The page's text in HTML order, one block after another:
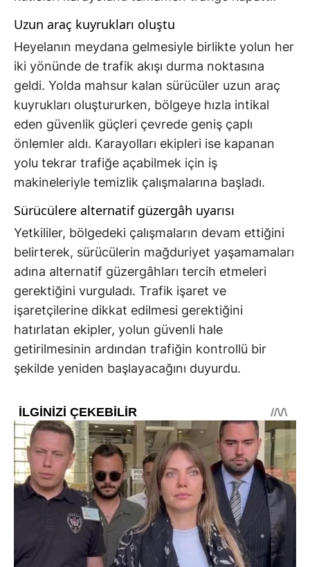
Uzun araç kuyrukları oluştu
Heyelanın meydana gelmesiyle birlikte yolun her
iki yönünde de trafik akışı durma noktasına
geldi. Yolda mahsur kalan sürücüler uzun araç
kuyrukları oluştururken, bölgeye hızla intikal
eden güvenlik güçleri çevrede geniş çaplı
önlemler aldı. Karayolları ekipleri ise kapanan
yolu tekrar trafiğe açabilmek için iş
makineleriyle temizlik çalışmalarına başladı.
Sürücülere alternatif güzergâh uyarısı
Yetkililer, bölgedeki çalışmaların devam ettiğini
belirterek, sürücülerin mağduriyet yaşamamaları
adına alternatif güzergâhları tercih etmeleri
gerektiğini vurguladı. Trafik işaret ve
işaretçilerine dikkat edilmesi gerektiğini
hatırlatan ekipler, yolun güvenli hale
getirilmesinin ardından trafiğin kontrollü bir
şekilde yeniden başlayacağını duyurdu.